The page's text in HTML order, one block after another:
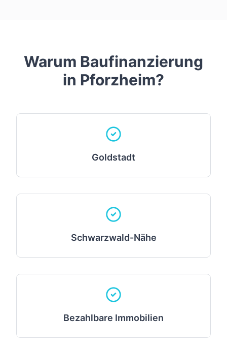
Warum Baufinanzierung
in Pforzheim?
Goldstadt
Schwarzwald-Nähe
Bezahlbare Immobilien